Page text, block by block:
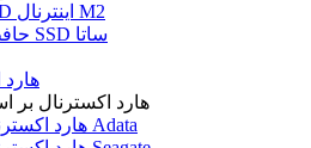
SSD اینترنال M2
حافظه SSD ساتا
هارد
هارد اکسترنال بر
هارد اکسترنال Adata